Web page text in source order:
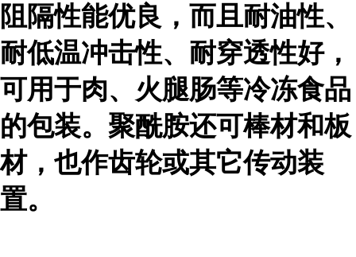
阻隔性能优良，而且耐油性、
耐低温冲击性、耐穿透性好，
可用于肉、火腿肠等冷冻食品
的包装。聚酰胺还可棒材和板
材，也作齿轮或其它传动装
置。